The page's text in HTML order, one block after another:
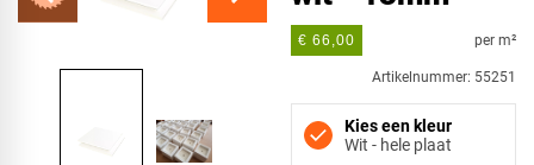
€ 66,00 per m²
Artikelnummer: 55251
Kies een kleur
Wit - hele plaat